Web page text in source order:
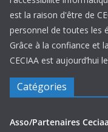
est la raison d'être de
personnel de toutes les
Grâce à la confiance et
CECIAA est aujourd’hui
Catégories
Asso/Partenaires Ceciaa